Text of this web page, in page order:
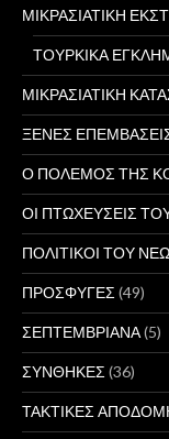
ΜΙΚΡΑΣΙΑΤΙΚΗ
ΤΟΥΡΚΙΚΑ
ΜΙΚΡΑΣΙΑΤΙΚΗ
ΞΕΝΕΣ
Ο ΠΟΛΕΜΟΣ ΤΗΣ
ΟΙ ΠΤΩΧΕΥΣΕΙΣ
ΠΟΛΙΤΙΚΟΙ ΤΟΥ
ΠΡΟΣΦΥΓΕΣ (49)
ΣΕΠΤΕΜΒΡΙΑΝΑ(5)
ΣΥΝΘΗΚΕΣ (36)
ΤΑΚΤΙΚΕΣ